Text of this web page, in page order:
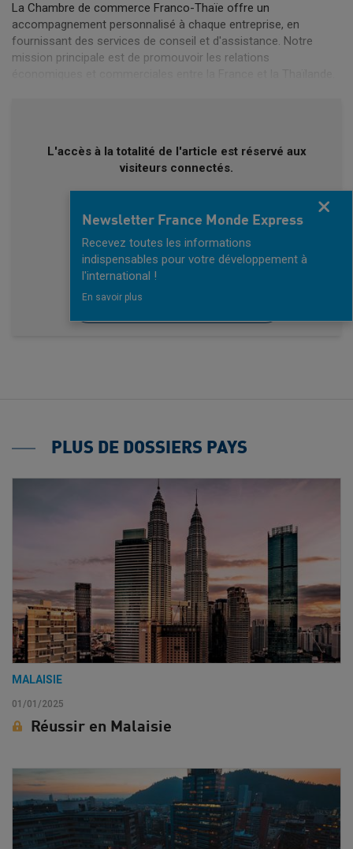
La Chambre de commerce Franco-Thaïe offre un
accompagnement personnalisé à chaque entreprise, en
fournissant des services de conseil et d'assistance. Notre
mission principale est de promouvoir les relations
L'accès à la totalité de l'article est réservé aux
visiteurs connectés.
CONNECTEZ-VOUS
PAS ENCORE INSCRIT ?
INSCRIVEZ-VOUS, C'EST GRATUIT !
PLUS DE DOSSIERS PAYS
MALAISIE
01/01/2025
Réussir en Malaisie
Newsletter France Monde Express
Recevez toutes les informations
indispensables pour votre développement à
l'international !
En savoir plus